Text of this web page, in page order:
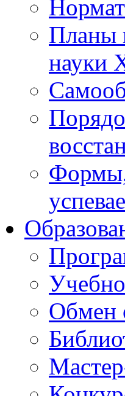
Планы
науки
Формы,
Обмен